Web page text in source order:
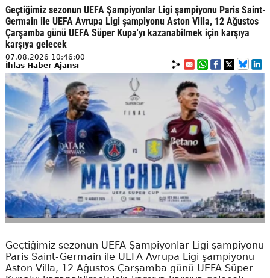
Geçtiğimiz sezonun UEFA Şampiyonlar Ligi şampiyonu Paris Saint-
Germain ile UEFA Avrupa Ligi şampiyonu Aston Villa, 12 Ağustos
Çarşamba günü UEFA Süper Kupa'yı kazanabilmek için karşıya
karşıya gelecek
07.08.2026 10:46:00
İhlas Haber Ajansı
Geçtiğimiz sezonun UEFA Şampiyonlar Ligi şampiyonu
Paris Saint-Germain ile UEFA Avrupa Ligi şampiyonu
Aston Villa, 12 Ağustos Çarşamba günü UEFA Süper